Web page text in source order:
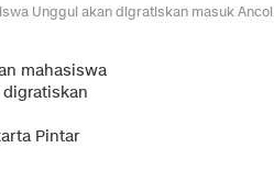
Unggul akan digratiskan masuk
mahasiswa
digratiskan
Pintar